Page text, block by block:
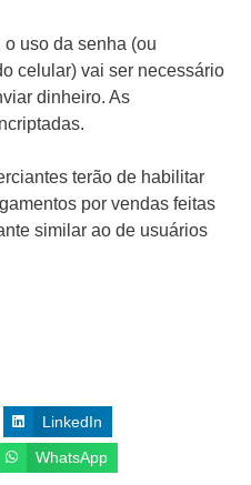
uso da senha (ou
celular) vai ser necessário
dinheiro. As
terão de habilitar
por vendas feitas
similar ao de usuários
LinkedIn
WhatsApp